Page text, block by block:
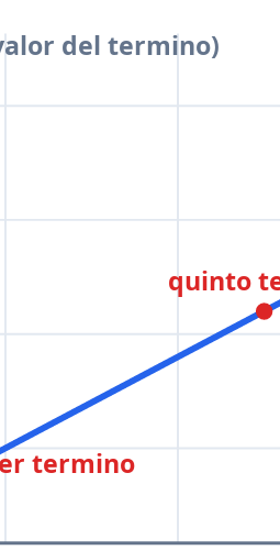
del termino)
termino
quinto